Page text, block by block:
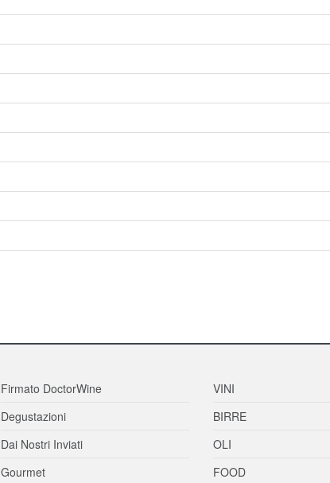
Firmato DoctorWine
Degustazioni
Dai Nostri Inviati
Gourmet
VINI
BIRRE
OLI
FOOD